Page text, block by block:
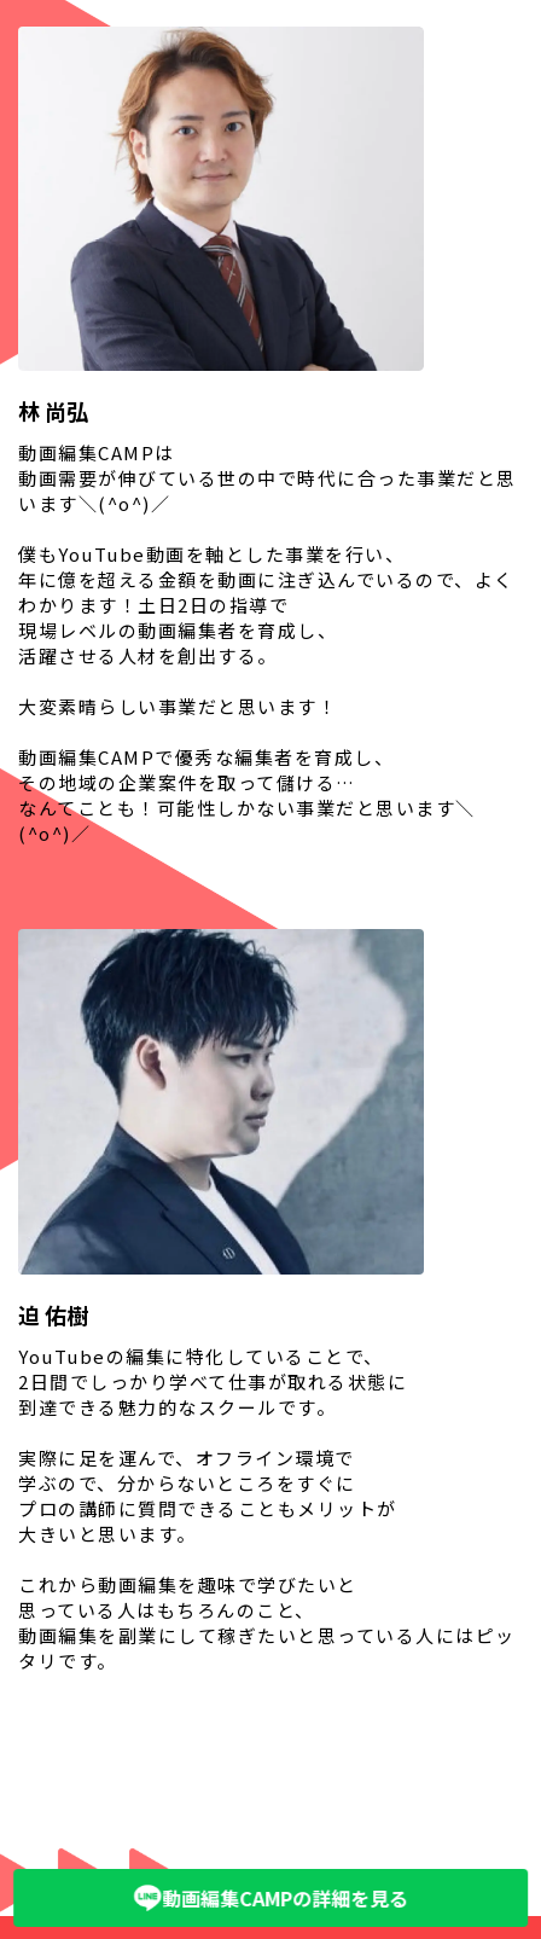
動画編集CAMPの詳細を見る
林 尚弘
動画編集CAMPは
動画需要が伸びている世の中で時代に合った事業だと思
います＼(^o^)／
僕もYouTube動画を軸とした事業を行い、
年に億を超える金額を動画に注ぎ込んでいるので、よく
わかります！土日2日の指導で
現場レベルの動画編集者を育成し、
活躍させる人材を創出する。
大変素晴らしい事業だと思います！
動画編集CAMPで優秀な編集者を育成し、
その地域の企業案件を取って儲ける…
なんてことも！可能性しかない事業だと思います＼
(^o^)／
迫 佑樹
YouTubeの編集に特化していることで、
2日間でしっかり学べて仕事が取れる状態に
到達できる魅力的なスクールです。
実際に足を運んで、オフライン環境で
学ぶので、分からないところをすぐに
プロの講師に質問できることもメリットが
大きいと思います。
これから動画編集を趣味で学びたいと
思っている人はもちろんのこと、
動画編集を副業にして稼ぎたいと思っている人にはピッ
タリです。